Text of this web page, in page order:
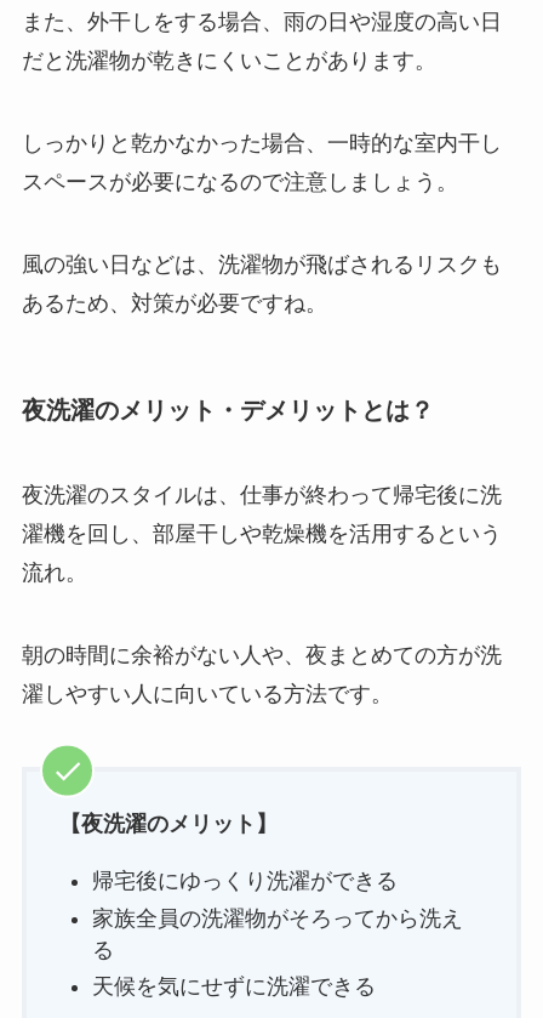
また、外干しをする場合、雨の日や湿度の高い日
だと洗濯物が乾きにくいことがあります。
しっかりと乾かなかった場合、一時的な室内干し
スペースが必要になるので注意しましょう。
風の強い日などは、洗濯物が飛ばされるリスクも
あるため、対策が必要ですね。
夜洗濯のメリット・デメリットとは？
夜洗濯のスタイルは、仕事が終わって帰宅後に洗
濯機を回し、部屋干しや乾燥機を活用するという
流れ。
朝の時間に余裕がない人や、夜まとめての方が洗
濯しやすい人に向いている方法です。
【夜洗濯のメリット】
帰宅後にゆっくり洗濯ができる
家族全員の洗濯物がそろってから洗え
る
天候を気にせずに洗濯できる